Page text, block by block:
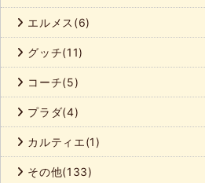
エルメス(6)
グッチ(11)
コーチ(5)
プラダ(4)
カルティエ(1)
その他(133)